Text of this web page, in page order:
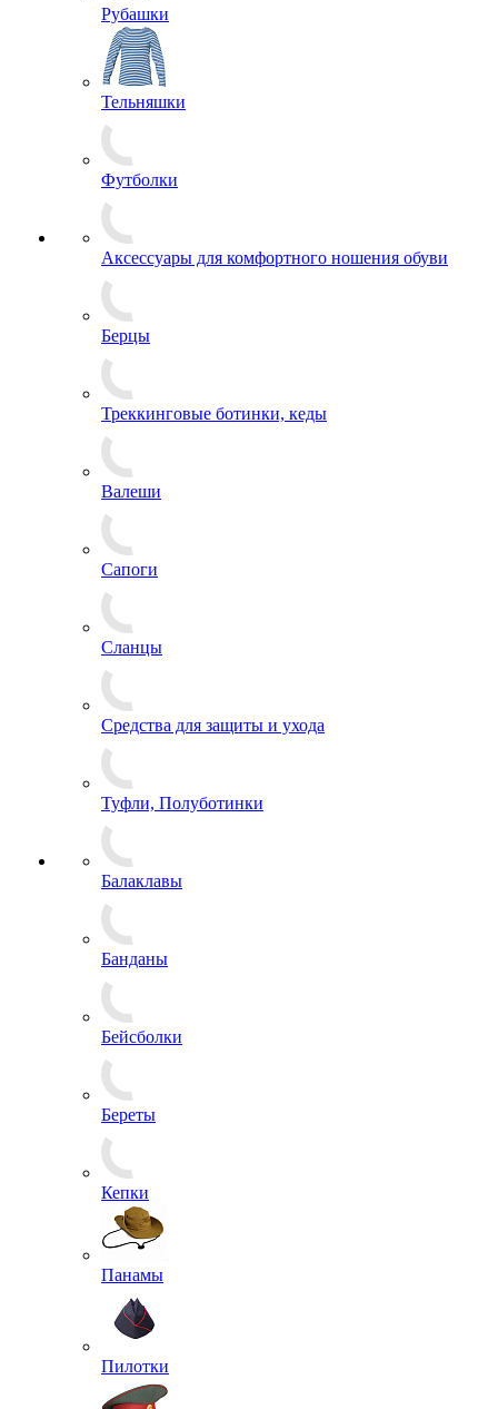
Рубашки
Тельняшки
Футболки
Аксессуары для комфортного ношения обуви
Берцы
Треккинговые ботинки, кеды
Валеши
Сапоги
Сланцы
Средства для защиты и ухода
Туфли, Полуботинки
Балаклавы
Банданы
Бейсболки
Береты
Кепки
Панамы
Пилотки